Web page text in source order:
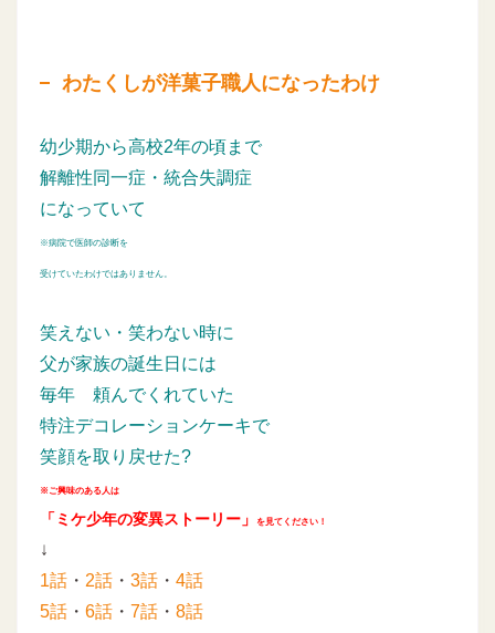
わたくしが洋菓子職人になったわけ
幼少期から高校2年の頃まで
解離性同一症・統合失調症
になっていて
※病院で医師の診断を
受けていたわけではありません。
笑えない・笑わない時に
父が家族の誕生日には
毎年 頼んでくれていた
特注デコレーションケーキで
笑顔を取り戻せた?
※ご興味のある人は
「ミケ少年の変異ストーリー」 を見てください！
↓
1話 ・ 2話 ・ 3話 ・ 4話
5話 ・ 6話 ・ 7話 ・ 8話